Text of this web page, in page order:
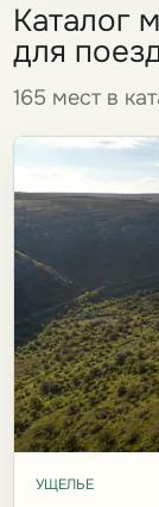
Каталог
для
165 мест в
УЩЕЛЬЕ